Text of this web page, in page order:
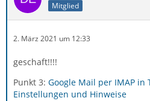
Mitglied
2. März 2021 um 12:33
geschaft!!!!
Punkt 3: Google Mail per IMAP
Einstellungen und Hinweise